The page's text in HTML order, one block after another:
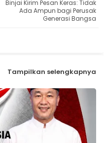
ap
Binjai Kirim Pesan Keras: Tidak
Ada Ampun bagi Perusak
Generasi Bangsa
Tampilkan selengkapnya